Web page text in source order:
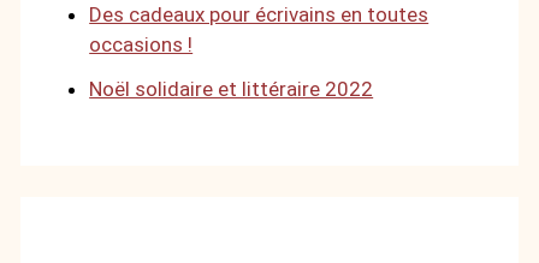
Des cadeaux pour écrivains en toutes
occasions !
Noël solidaire et littéraire 2022